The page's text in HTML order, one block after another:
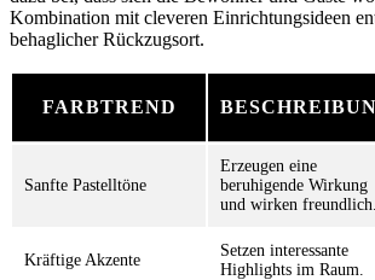
Kombination mit cleveren Einrichtungsideen
behaglicher Rückzugsort.
FARBTREND
Sanfte Pastelltöne
Erzeugen eine
beruhigende Wirkung
und wirken freundlich.
Kräftige Akzente
Setzen interessante
Highlights im Raum.